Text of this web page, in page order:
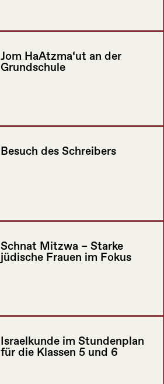
Jom HaAtzma‘ut an der
Grundschule
Besuch des Schreibers
Schnat Mitzwa – Starke
jüdische Frauen im Fokus
Israelkunde im Stundenplan
für die Klassen 5 und 6